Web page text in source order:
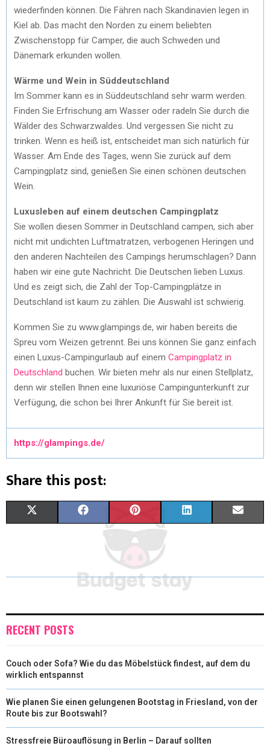
wiederfinden können. Die Fähren nach Skandinavien legen in
Kiel ab. Das macht den Norden zu einem beliebten
Zwischenstopp für Camper, die auch Schweden und
Dänemark erkunden wollen.
Wärme und Wein in Süddeutschland
Im Sommer kann es in Süddeutschland sehr warm werden.
Finden Sie Erfrischung am Wasser oder radeln Sie durch die
Wälder des Schwarzwaldes. Und vergessen Sie nicht zu
trinken. Wenn es heiß ist, entscheidet man sich natürlich für
Wasser. Am Ende des Tages, wenn Sie zurück auf dem
Campingplatz sind, genießen Sie einen schönen deutschen
Wein.
Luxusleben auf einem deutschen Campingplatz
Sie wollen diesen Sommer in Deutschland campen, sich aber
nicht mit undichten Luftmatratzen, verbogenen Heringen und
den anderen Nachteilen des Campings herumschlagen? Dann
haben wir eine gute Nachricht. Die Deutschen lieben Luxus.
Und es zeigt sich, die Zahl der Top-Campingplätze in
Deutschland ist kaum zu zählen. Die Auswahl ist schwierig.
Kommen Sie zu www.glampings.de, wir haben bereits die
Spreu vom Weizen getrennt. Bei uns können Sie ganz einfach
einen Luxus-Campingurlaub auf einem Campingplatz in
Deutschland buchen. Wir bieten mehr als nur einen Stellplatz,
denn wir stellen Ihnen eine luxuriöse Campingunterkunft zur
Verfügung, die schon bei Ihrer Ankunft für Sie bereit ist.
https://glampings.de/
Share this post:
W
E
)
E
K
N
T
S
K
N
I
RECENT POSTS
Couch oder Sofa? Wie du das Möbelstück findest, auf dem du
wirklich entspannst
Wie planen Sie einen gelungenen Bootstag in Friesland, von der
Route bis zur Bootswahl?
Stressfreie Büroauflösung in Berlin – Darauf sollten